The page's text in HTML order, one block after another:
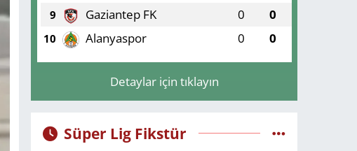
9 Gaziantep FK 0 0
10 Alanyaspor 0 0
Detaylar için tıklayın
Süper Lig Fikstür